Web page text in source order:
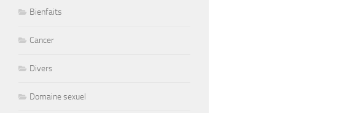
Bienfaits
Cancer
Divers
Domaine sexuel